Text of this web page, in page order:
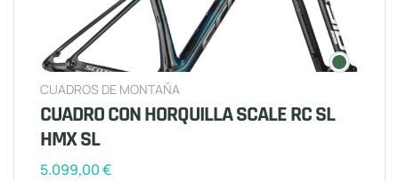
CUADROS DE MONTAÑA
CUADRO CON HORQUILLA SCALE RC SL
HMX SL
5.099,00€